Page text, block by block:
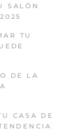
SALÓN
TU
DE LA
CASA DE